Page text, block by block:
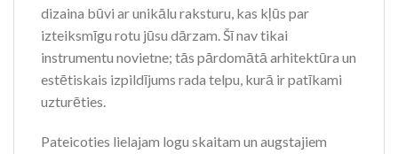
dizaina būvi ar unikālu raksturu, kas kļūs par
izteiksmīgu rotu jūsu dārzam. Šī nav tikai
instrumentu novietne; tās pārdomātā arhitektūra un
estētiskais izpildījums rada telpu, kurā ir patīkami
uzturēties.
Pateicoties lielajam logu skaitam un augstajiem